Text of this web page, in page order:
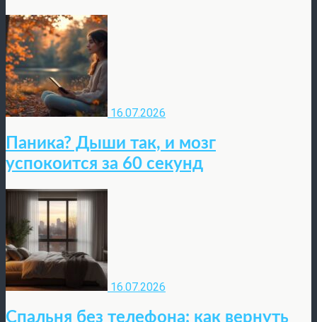
16.07.2026
Паника? Дыши так, и мозг
успокоится за 60 секунд
16.07.2026
Спальня без телефона: как вернуть